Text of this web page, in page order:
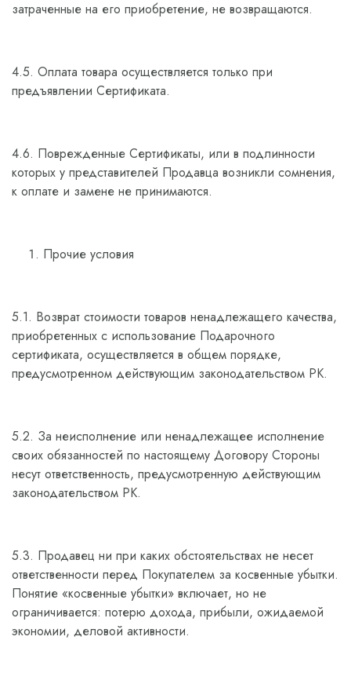
затраченные на его приобретение, не возвращаются.
4.5. Оплата товара осуществляется только при
предъявлении Сертификата.
4.6. Поврежденные Сертификаты, или в подлинности
которых у представителей Продавца возникли сомнения,
к оплате и замене не принимаются.
Прочие условия
5.1. Возврат стоимости товаров ненадлежащего качества,
приобретенных с использование Подарочного
сертификата, осуществляется в общем порядке,
предусмотренном действующим законодательством РК.
5.2. За неисполнение или ненадлежащее исполнение
своих обязанностей по настоящему Договору Стороны
несут ответственность, предусмотренную действующим
законодательством РК.
5.3. Продавец ни при каких обстоятельствах не несет
ответственности перед Покупателем за косвенные убытки.
Понятие «косвенные убытки» включает, но не
ограничивается: потерю дохода, прибыли, ожидаемой
экономии, деловой активности.